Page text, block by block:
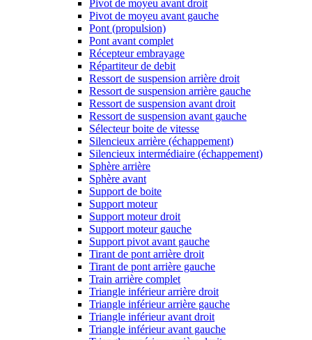
Pivot de moyeu avant droit
Pivot de moyeu avant gauche
Pont (propulsion)
Pont avant complet
Récepteur embrayage
Répartiteur de debit
Ressort de suspension arrière droit
Ressort de suspension arrière gauche
Ressort de suspension avant droit
Ressort de suspension avant gauche
Sélecteur boite de vitesse
Silencieux arrière (échappement)
Silencieux intermédiaire (échappement)
Sphère arrière
Sphère avant
Support de boite
Support moteur
Support moteur droit
Support moteur gauche
Support pivot avant gauche
Tirant de pont arrière droit
Tirant de pont arrière gauche
Train arrière complet
Triangle inférieur arrière droit
Triangle inférieur arrière gauche
Triangle inférieur avant droit
Triangle inférieur avant gauche